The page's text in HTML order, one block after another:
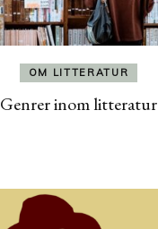
OM LITTERATUR
Genrer inom litteratur